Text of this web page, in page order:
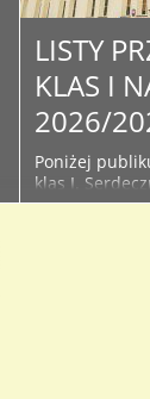
LISTY
KLAS I
2026/
Poniżej
klas I.
śledzić